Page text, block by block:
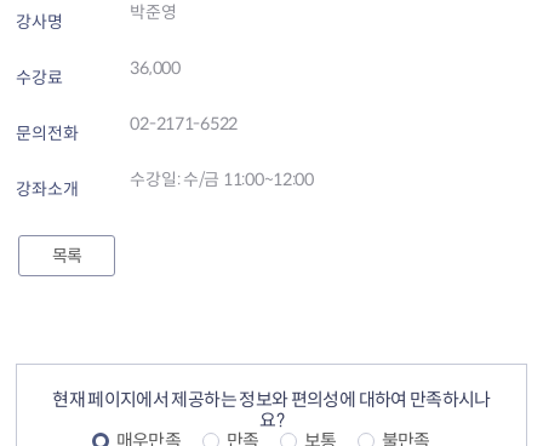
강사명 박준영
수강료 36,000
문의전화 02-2171-6522
강좌소개 수강일: 수/금 11:00~12:00
목록
현재 페이지에서 제공하는 정보와 편의성에 대하여 만족하시나
요?
매우만족
만족 보통
불만족